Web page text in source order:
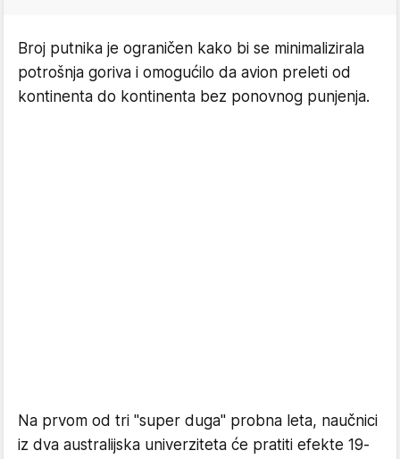
Broj putnika je ograničen kako bi se minimalizirala
potrošnja goriva i omogućilo da avion preleti od
kontinenta do kontinenta bez ponovnog punjenja.
Na prvom od tri "super duga" probna leta, naučnici
iz dva australijska univerziteta će pratiti efekte 19-